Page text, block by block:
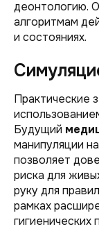
деонтологию.
алгоритмам
и состояниях.
Практические
Будущий
манипуляции
позволяет
риска для
руку для
рамках
гигиенических